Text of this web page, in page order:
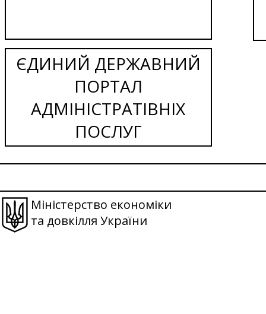
ЄДИНИЙ ДЕРЖАВНИЙ
ПОРТАЛ
АДМІНІСТРАТІВНІХ
ПОСЛУГ
Міністерство економіки
та довкілля України